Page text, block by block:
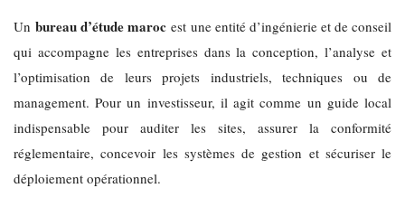
Unbureau d’étude maroc est une entité d’ingénierie et de conseil
qui accompagne les entreprises dans la conception, l’analyse et
l’optimisation de leurs projets industriels, techniques ou de
management. Pour un investisseur, il agit comme un guide local
indispensable pour auditer les sites, assurer la conformité
réglementaire, concevoir les systèmes de gestion et sécuriser le
déploiement opérationnel.